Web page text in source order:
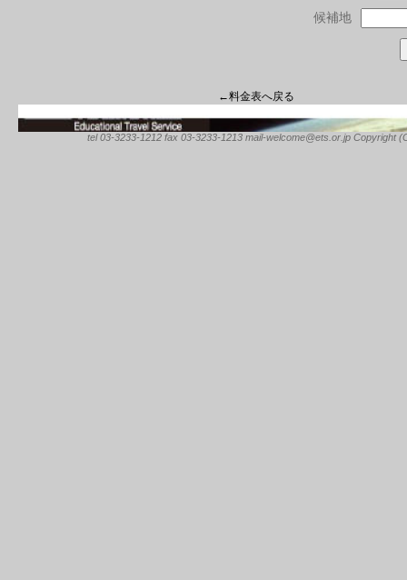
候補地
←料金表へ戻る
tel 03-3233-1212 fax 03-3233-1213 mail-welcome@ets.or.jp Copyright